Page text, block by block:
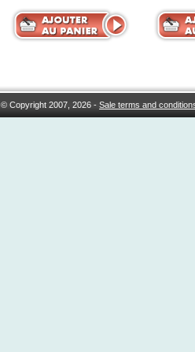
© Copyright 2007, 2026 -Sale terms and